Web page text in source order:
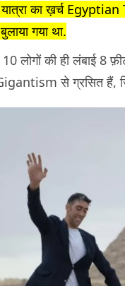
का ख़र्च
गया था.
10 लोगों की ही लंबाई 8
से ग्रसित हैं,